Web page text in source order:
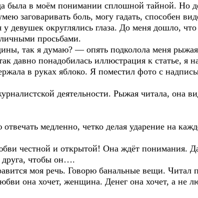
была в моём понимании сплошной тайной. Но
заговаривать боль, могу гадать, способен
девушек округлялись глаза. До меня дошло,
просьбами.
так я думаю? — опять подколола меня
понадобилась иллюстрация к статье, я
в руках яблоко. Я поместил фото с
деятельности. Рыжая читала, она
медленно, четко делая ударение на
честной и открытой! Она ждёт понимания.
друга, чтобы он….
моя речь. Говорю банальные вещи. Читал
она хочет, женщина. Денег она хочет, а не